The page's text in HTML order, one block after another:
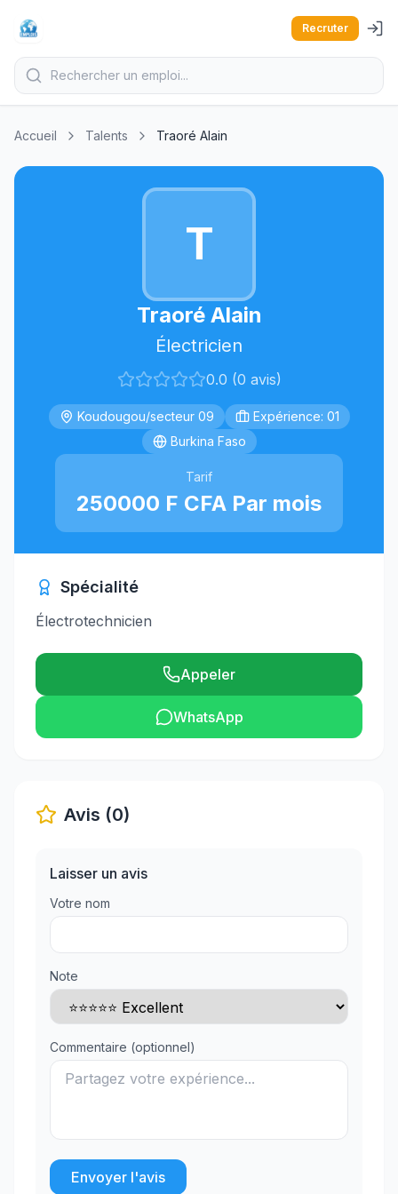
Recruter
Accueil Talents Traoré Alain
T
Traoré Alain
Électricien
0.0 (0 avis)
Koudougou/secteur 09
Expérience: 01
Burkina Faso
Tarif
250000 F CFA Par mois
Spécialité
Électrotechnicien
Appeler
WhatsApp
Avis (0)
Laisser un avis
Votre nom
Note
Commentaire (optionnel)
Envoyer l'avis